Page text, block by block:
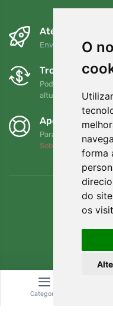
O
forma
do
os
Até ao dia
Envio gratuito para
Trocas e
Pode devolver ou
altura no prazo de
Apoiamos a
Para cada
Sobre nós
Categoria